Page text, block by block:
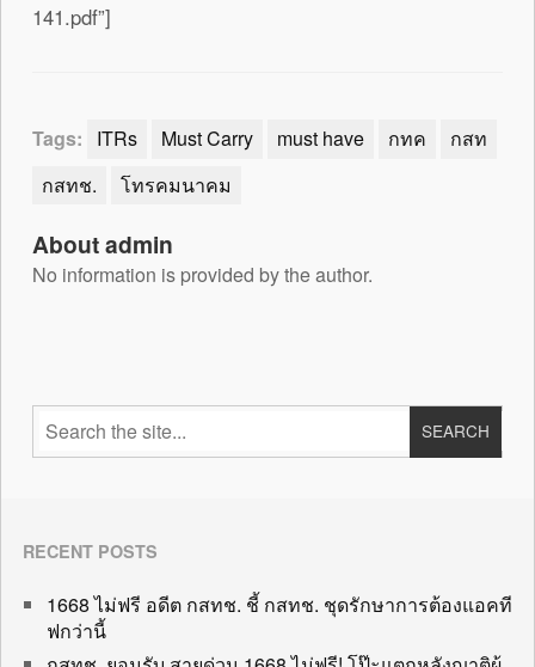
141.pdf”]
Tags: ITRs Must Carry must have กทค
กสท
กสทช.
โทรคมนาคม
About admin
No information is provided by the author.
RECENT POSTS
1668 ไม่ฟรี อดีต กสทช. ชี้ กสทช. ชุดรักษาการต้องแอคที
ฟกว่านี้